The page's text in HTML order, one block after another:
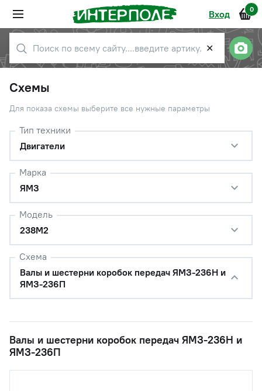
Вход 0
✕
Схемы
Для показа схемы выберите все нужные параметры
Тип техники
Двигатели
Марка
ЯМЗ
Модель
238М2
Схема
Валы и шестерни коробок передач ЯМЗ-236Н и
ЯМЗ-236П
Валы и шестерни коробок передач ЯМЗ-236Н и
ЯМЗ-236П